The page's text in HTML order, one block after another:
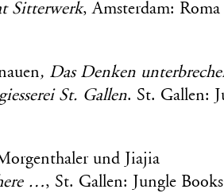
Sitterwerk, Amsterdam: Roma
, Das Denken
St. Gallen. St. Gallen:
und Jiajia
…, St. Gallen: Jungle